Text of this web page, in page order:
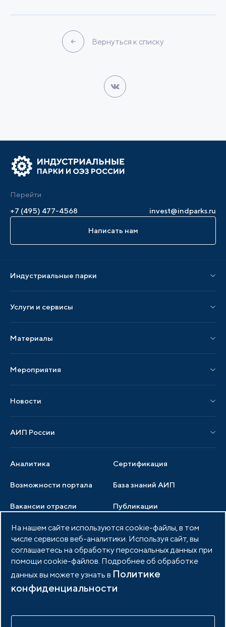
Вернуться к списку
Перейти
+7 (495) 477-4568
invest@indparks.ru
Написать нам
Индустриальные парки
Парки по регионам
Услуги и сервисы
Услуги по локализации
Аналитика Сертификация
Возможности портала
Материалы
Публикации СМИ и статьи
Образцы документов
База знаний АИП
Вакансии отрасли
Мероприятия
Мероприятия отрасли
Новости
Новости отрасли
Публикации
Медиатека Тендеры
АИП России
Члены ассоциации
Услуги ассоциации
Документы АИП
Партнеры ассоциации
Фото и видео
Членство в АИП Войти в личный кабинет
На нашем сайте используются cookie-файлы, в том
числе сервисов веб-аналитики. Используя сайт, вы
соглашаетесь на обработку персональных данных при
помощи cookie-файлов. Подробнее об обработке
данных вы можете узнать в Политике
конфиденциальности